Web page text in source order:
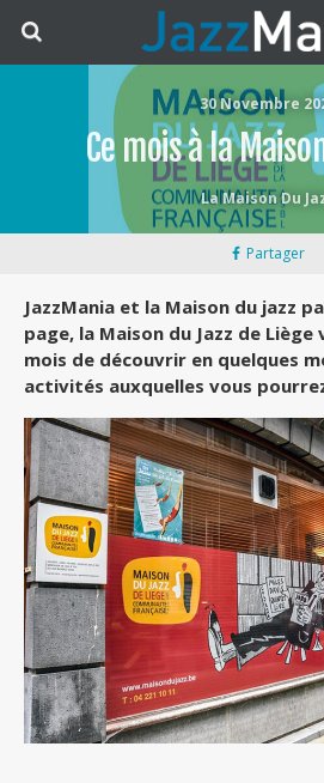
30 Novembre
Ce mois à la
La Maison Du
Partager
JazzMania et la Maison du jazz
page, la Maison du Jazz de
mois de découvrir en quelques
activités auxquelles vous